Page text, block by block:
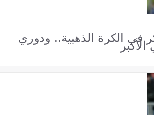
في الكرة الذهبية.. ودوري